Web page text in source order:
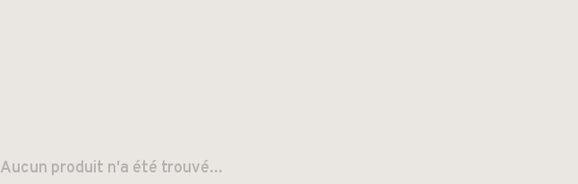
Aucun produit n'a été trouvé...